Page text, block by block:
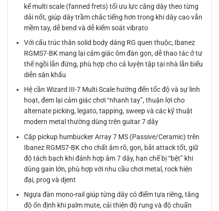
kế multi scale (fanned frets) tối ưu lực căng dây theo từng
dải nốt, giúp dây trầm chắc tiếng hơn trong khi dây cao vẫn
mềm tay, dễ bend và dễ kiểm soát vibrato
Với cấu trúc thân solid body dáng RG quen thuộc, Ibanez
RGMS7-BK mang lại cảm giác ôm đàn gọn, dễ thao tác ở tư
thế ngồi lẫn đứng, phù hợp cho cả luyện tập tại nhà lẫn biểu
diễn sân khấu
Hệ cần Wizard III-7 Multi Scale hướng đến tốc độ và sự linh
hoạt, đem lại cảm giác chơi “nhanh tay”, thuận lợi cho
alternate picking, legato, tapping, sweep và các kỹ thuật
modern metal thường dùng trên guitar 7 dây
Cặp pickup humbucker Array 7 MS (Passive/Ceramic) trên
Ibanez RGMS7-BK cho chất âm rõ, gọn, bắt attack tốt, giữ
độ tách bạch khi đánh hợp âm 7 dây, hạn chế bị “bệt” khi
dùng gain lớn, phù hợp với nhu cầu chơi metal, rock hiện
đại, prog và djent
Ngựa đàn mono-rail giúp từng dây có điểm tựa riêng, tăng
độ ổn định khi palm mute, cải thiện độ rung và độ chuẩn